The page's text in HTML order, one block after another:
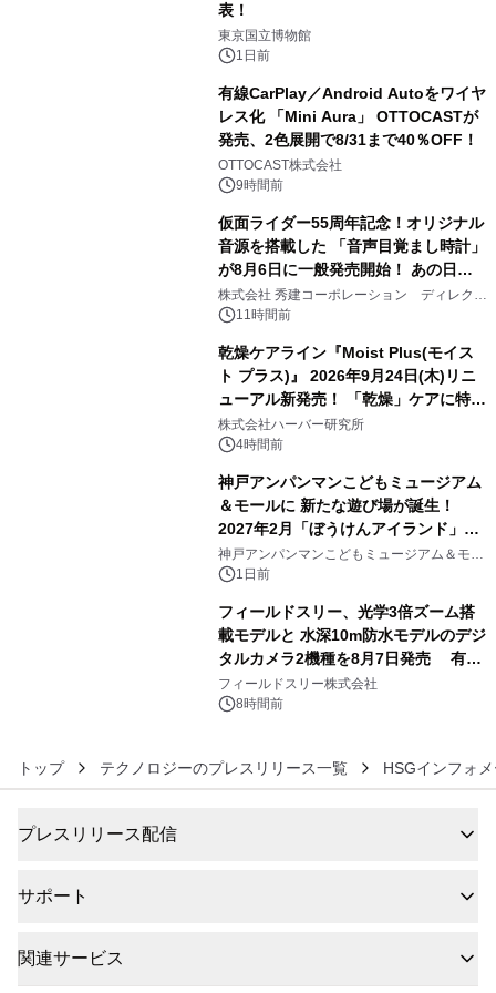
表！
東京国立博物館
1日前
有線CarPlay／Android Autoをワイヤ
レス化 「Mini Aura」 OTTOCASTが
発売、2色展開で8/31まで40％OFF！
OTTOCAST株式会社
9時間前
仮面ライダー55周年記念！オリジナル
音源を搭載した 「音声目覚まし時計」
が8月6日に一般発売開始！ あの日の
大興奮が今甦る
株式会社 秀建コーポレーション ディレクト
アートギャラリー
11時間前
乾燥ケアライン『Moist Plus(モイス
ト プラス)』 2026年9月24日(木)リニ
ューアル新発売！ 「乾燥」ケアに特化
し、ライン使いで潤いに満ちた肌へ
株式会社ハーバー研究所
4時間前
神戸アンパンマンこどもミュージアム
＆モールに 新たな遊び場が誕生！
2027年2月「ぼうけんアイランド」が
オープン
神戸アンパンマンこどもミュージアム＆モー
ル 1日前
フィールドスリー、光学3倍ズーム搭
載モデルと 水深10m防水モデルのデジ
タルカメラ2機種を8月7日発売 有効
約1300万画素、用途別に選べるコンデ
ジ新登場
フィールドスリー株式会社
8時間前
トップ テクノロジーのプレスリリース一覧 HSGインフォ
プレスリリース配信
サポート
関連サービス